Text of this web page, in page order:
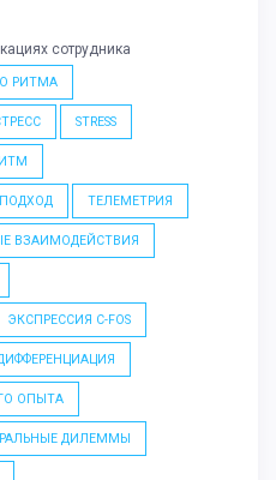
сотрудника
РИТМА
STRESS
ТЕЛЕМЕТРИЯ
ВЗАИМОДЕЙСТВИЯ
ЭКСПРЕССИЯ C-FOS
ОПЫТА
ДИЛЕММЫ